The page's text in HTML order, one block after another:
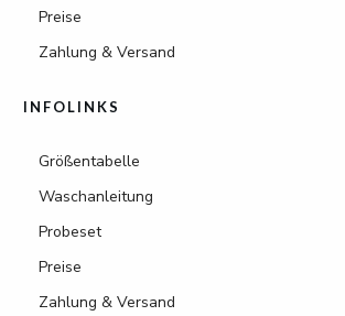
Preise
Zahlung & Versand
INFOLINKS
Größentabelle
Waschanleitung
Probeset
Preise
Zahlung & Versand